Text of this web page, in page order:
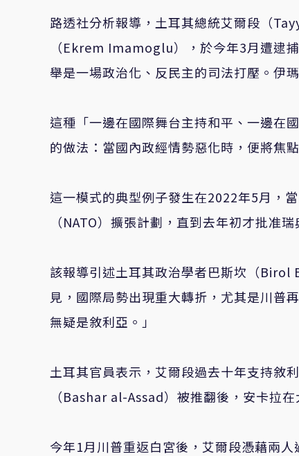
路透社分析報導，土耳其總統艾爾段（
（Ekrem Imamoglu），於今年3月遭逮
舉是一場政治化、反民主的司法打壓。伊
這種「一邊在國際舞台主持和平、一邊在
的做法：當國內政經情勢惡化時，便將焦
這一模式的典型例子發生在2022年5月，
（NATO）擴張計劃，直到去年初才批准
該報導引述土耳其政治學者巴斯坎（Birol
見，國際局勢出現重大轉折，尤其是川普
無疑是敘利亞。」
土耳其官員表示，艾爾段過去十年支持敘
（Bashar al-Assad）被推翻後，安卡拉
今年1月川普重返白宮後，艾爾段憑藉兩